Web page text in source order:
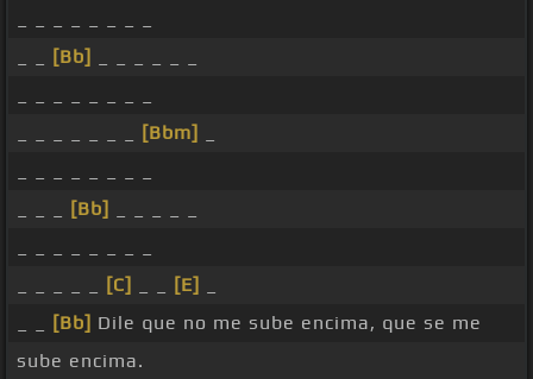
[Bb]
[Bbm]
[Bb]
[C] [E]
[Bb] Dile que no me sube encima, que se me
sube encima.